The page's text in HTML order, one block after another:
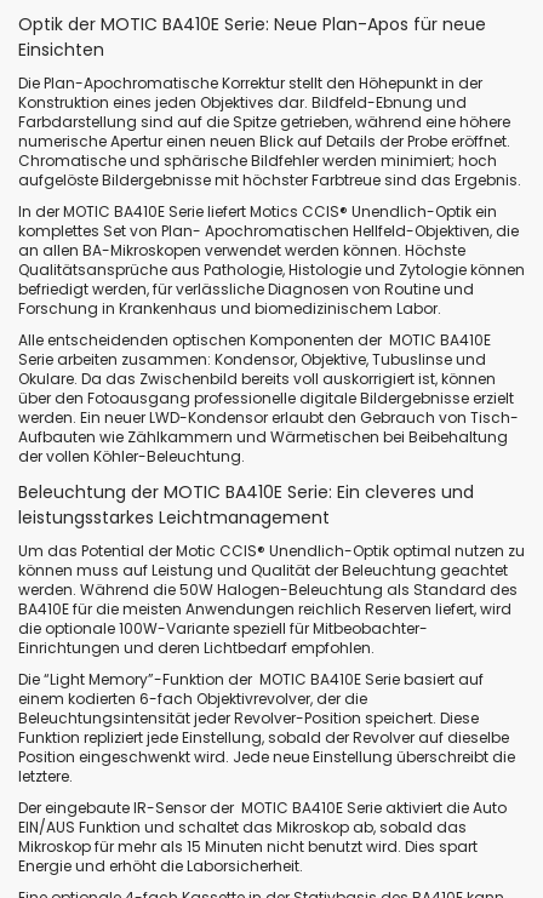
Optik der MOTIC BA410E Serie: Neue Plan-Apos für neue
Einsichten
Die Plan-Apochromatische Korrektur stellt den Höhepunkt in der
Konstruktion eines jeden Objektives dar. Bildfeld-Ebnung und
Farbdarstellung sind auf die Spitze getrieben, während eine höhere
numerische Apertur einen neuen Blick auf Details der Probe eröffnet.
Chromatische und sphärische Bildfehler werden minimiert; hoch
aufgelöste Bildergebnisse mit höchster Farbtreue sind das Ergebnis.
In der MOTIC BA410E Serie liefert Motics CCIS® Unendlich-Optik ein
komplettes Set von Plan- Apochromatischen Hellfeld-Objektiven, die
an allen BA-Mikroskopen verwendet werden können. Höchste
Qualitätsansprüche aus Pathologie, Histologie und Zytologie können
befriedigt werden, für verlässliche Diagnosen von Routine und
Forschung in Krankenhaus und biomedizinischem Labor.
Alle entscheidenden optischen Komponenten der MOTIC BA410E
Serie arbeiten zusammen: Kondensor, Objektive, Tubuslinse und
Okulare. Da das Zwischenbild bereits voll auskorrigiert ist, können
über den Fotoausgang professionelle digitale Bildergebnisse erzielt
werden. Ein neuer LWD-Kondensor erlaubt den Gebrauch von Tisch-
Aufbauten wie Zählkammern und Wärmetischen bei Beibehaltung
der vollen Köhler-Beleuchtung.
Beleuchtung der MOTIC BA410E Serie: Ein cleveres und
leistungsstarkes Leichtmanagement
Um das Potential der Motic CCIS® Unendlich-Optik optimal nutzen zu
können muss auf Leistung und Qualität der Beleuchtung geachtet
werden. Während die 50W Halogen-Beleuchtung als Standard des
BA410E für die meisten Anwendungen reichlich Reserven liefert, wird
die optionale 100W-Variante speziell für Mitbeobachter-
Einrichtungen und deren Lichtbedarf empfohlen.
Die “Light Memory”-Funktion der MOTIC BA410E Serie basiert auf
einem kodierten 6-fach Objektivrevolver, der die
Beleuchtungsintensität jeder Revolver-Position speichert. Diese
Funktion repliziert jede Einstellung, sobald der Revolver auf dieselbe
Position eingeschwenkt wird. Jede neue Einstellung überschreibt die
letztere.
Der eingebaute IR-Sensor der MOTIC BA410E Serie aktiviert die Auto
EIN/AUS Funktion und schaltet das Mikroskop ab, sobald das
Mikroskop für mehr als 15 Minuten nicht benutzt wird. Dies spart
Energie und erhöht die Laborsicherheit.